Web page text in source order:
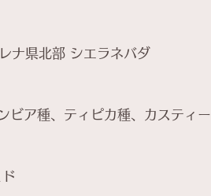
県北部 シエラネバダ
ア種、ティピカ種、カスティー